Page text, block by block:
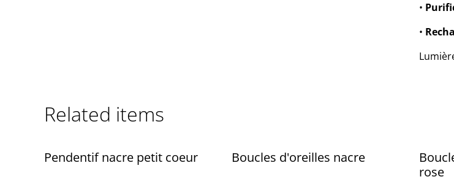
•
•
Related items
Pendentif nacre petit coeur Boucles d'oreilles nacre
rose